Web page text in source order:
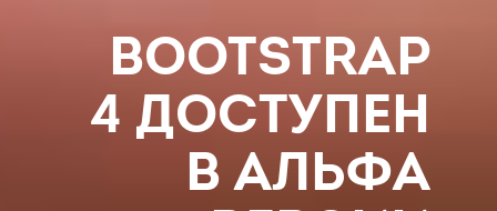
BOOTSTRAP
4 ДОСТУПЕН
В АЛЬФА